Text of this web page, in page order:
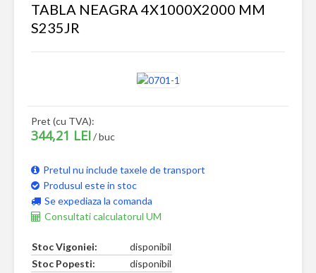
TABLA NEAGRA 4X1000X2000 MM
S235JR
Pret (cu TVA):
344,21 LEI/ buc
Pretul nu include taxele de transport
Produsul este in stoc
Se expediaza la comanda
Consultati calculatorul UM
Stoc Vigoniei:
disponibil
Stoc Popesti:
disponibil